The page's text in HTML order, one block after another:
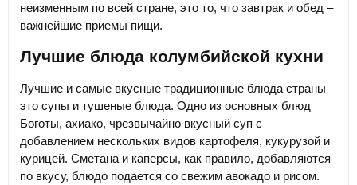
неизменным по всей стране, это то, что завтрак и обед –
важнейшие приемы пищи.
Лучшие блюда колумбийской кухни
Лучшие и самые вкусные традиционные блюда страны –
это супы и тушеные блюда. Одно из основных блюд
Боготы, ахиако, чрезвычайно вкусный суп с
добавлением нескольких видов картофеля, кукурузой и
курицей. Сметана и каперсы, как правило, добавляются
по вкусу, блюдо подается со свежим авокадо и рисом.